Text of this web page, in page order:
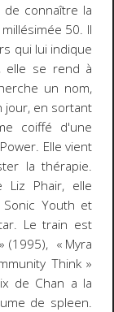
connaître la
50. Il
qui lui indique
elle se rend à
un nom,
jour, en sortant
coiffé d'une
Elle vient
la thérapie.
Phair, elle
Youth et
Le train est
(1995), « Myra
Think »
de Chan a la
de spleen.